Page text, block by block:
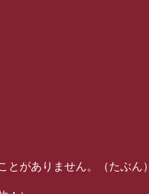
がありません。（たぶん）